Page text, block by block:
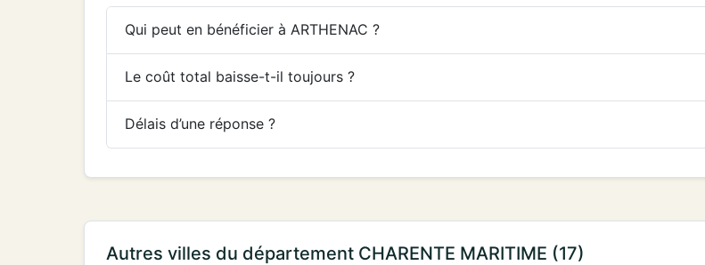
Qui peut en bénéficier à ARTHENAC ?
Le coût total baisse-t-il toujours ?
Délais d’une réponse ?
Autres villes du département CHARENTE MARITIME (17)